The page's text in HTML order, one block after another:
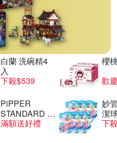
白蘭 洗碗精4
入
下殺$539
櫻
歡
PiPPER
STANDARD 沛
柏
滿額送好禮
妙
潔
下